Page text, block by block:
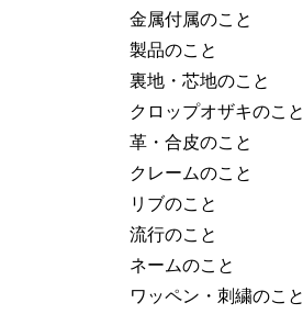
金属付属のこと
製品のこと
裏地・芯地のこと
クロップオザキのこと
革・合皮のこと
クレームのこと
リブのこと
流行のこと
ネームのこと
ワッペン・刺繍のこと